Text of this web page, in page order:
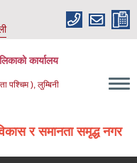
कार्यालय
पश्चिम ), लुम्बिनी
र समानता समृद्ध नगर